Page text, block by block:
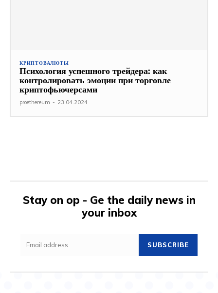
КРИПТОВАЛЮТЫ
Психология успешного трейдера: как
контролировать эмоции при торговле
криптофьючерсами
proethereum - 23.04.2024
Stay on op - Ge the daily news in
your inbox
SUBSCRIBE